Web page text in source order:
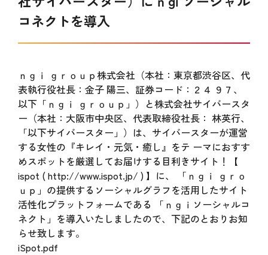
コネクトを導入
ｎｇｉ ｇｒｏｕｐ株式会社（本社：東京都渋谷区、代
表執行役社長：金子 陽三、証券コード：２４ ９７、
以下「ｎｇｉ ｇｒｏｕｐ」）と株式会社サイバースタ
ー（本社：大阪市中央区、代表取締役社長： 林英行、
「以下サイバースター」）は、サイバースターが運営
する女性の『キレイ・元気・癒し』をテ ーマにおすす
めスポットを厳選してお届けする目利きサイト！【
ispot ( http://www.ispot.jp/ ) 】に、 「ｎｇｉ ｇｒｏ
ｕｐ」の提供するソーシャルグラフを活用したサイト
活性化プラットフォームである 「ｎｇｉソーシャルコ
ネクト」を導入いたしましたので、下記のとおりお知
らせ致します。
iSpot.pdf